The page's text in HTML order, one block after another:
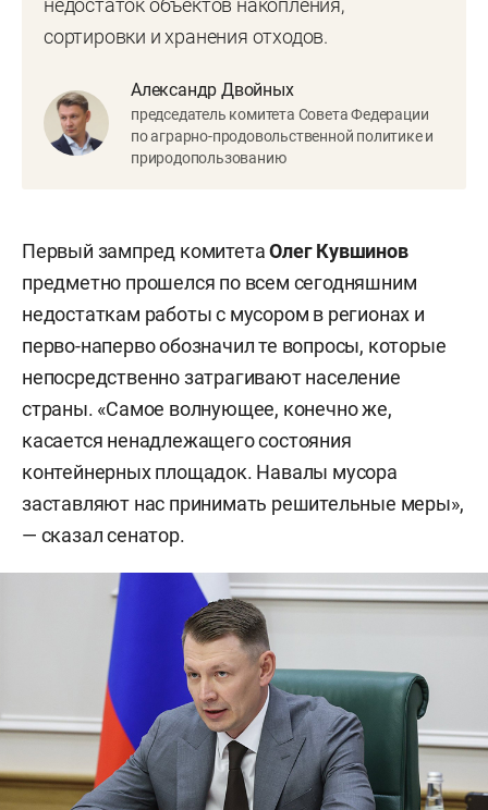
сортировки и хранения отходов.
Александр Двойных
председатель комитета Совета Федерации
по аграрно-продовольственной политике и
природопользованию
Первый зампред комитетаОлег Кувшинов
предметно прошелся по всем сегодняшним
недостаткам работы с мусором в регионах и
перво-наперво обозначил те вопросы, которые
непосредственно затрагивают население
страны. «Самое волнующее, конечно же,
касается ненадлежащего состояния
контейнерных площадок. Навалы мусора
заставляют нас принимать решительные меры»,
— сказал сенатор.